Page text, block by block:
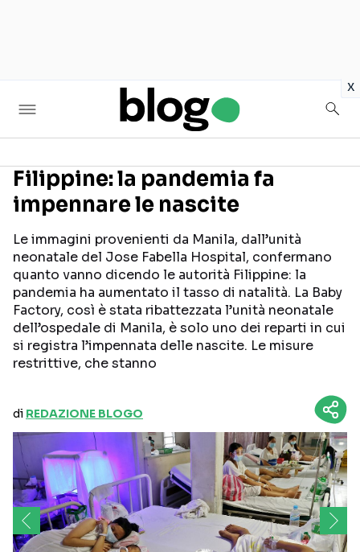
x
Seguici sui social
Filippine: la pandemia fa
impennare le nascite
Le immagini provenienti da Manila, dall’unità
neonatale del Jose Fabella Hospital, confermano
quanto vanno dicendo le autorità Filippine: la
pandemia ha aumentato il tasso di natalità. La Baby
Factory, così è stata ribattezzata l’unità neonatale
dell’ospedale di Manila, è solo uno dei reparti in cui
si registra l’impennata delle nascite. Le misure
restrittive, che stanno
di REDAZIONE BLOGO